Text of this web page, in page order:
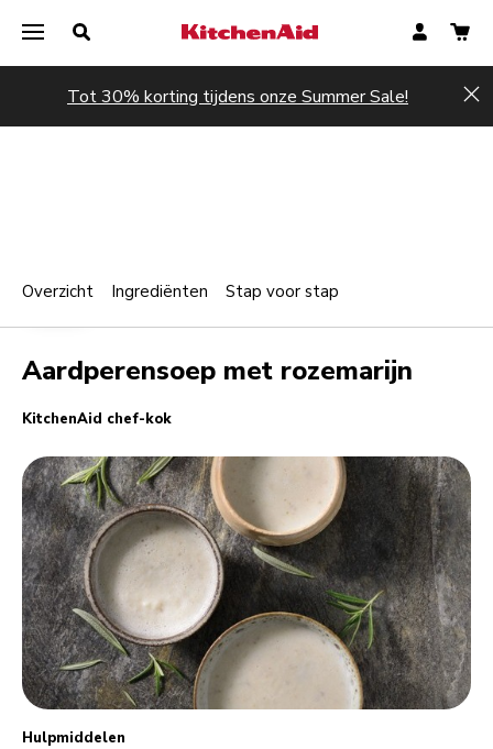
Tot 30% korting tijdens onze Summer Sale!
Hulpmiddelen
WARM
Aardperensoep met rozemarijn
KitchenAid chef-kok
Overzicht Ingrediënten Stap voor stap